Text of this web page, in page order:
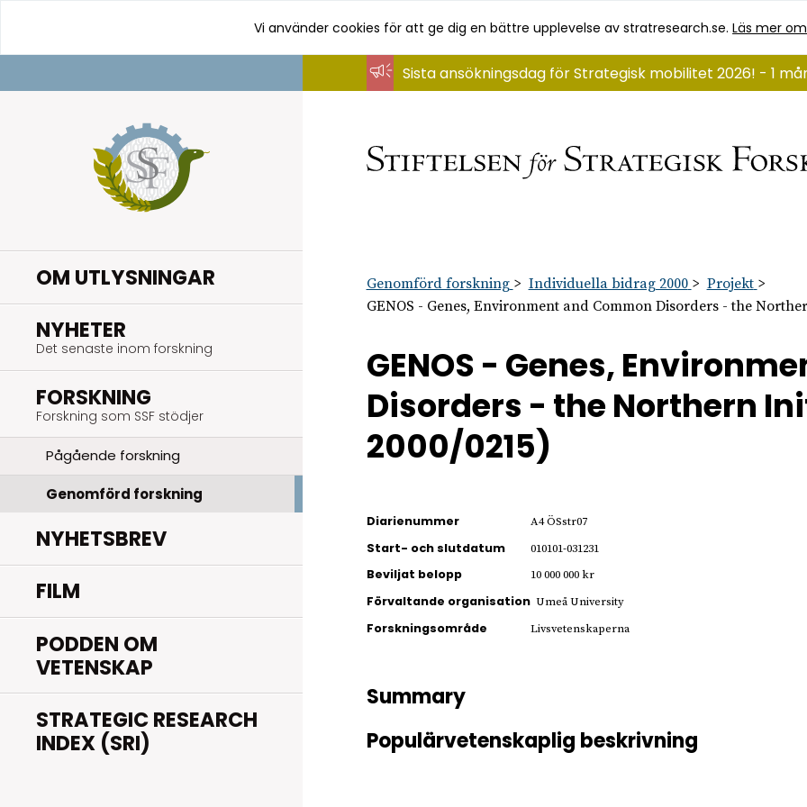
innehåll
Vi använder cookies för att ge dig en bättre upplevelse av stratresearch.se.Läs mer
OM UTLYSNINGAR
NYHETER
Det senaste inom forskning
FORSKNING
Forskning som SSF stödjer
Pågående forskning
Genomförd forskning
NYHETSBREV
FILM
PODDEN OM
VETENSKAP
STRATEGIC RESEARCH
INDEX (SRI)
Sista ansökningsdag för Strategisk mobilitet 2026! - 1
Genomförd forskning Individuella bidrag 2000
Projekt
GENOS - Genes, Environment and Common Disorders - the
GENOS - Genes,
Disorders - the Northern
2000/0215)
Diarienummer A4 ÖSstr07
Start- och slutdatum 010101-031231
Beviljat belopp 10 000 000 kr
Förvaltande organisation Umeå University
Forskningsområde Livsvetenskaperna
Summary
Populärvetenskaplig beskrivning